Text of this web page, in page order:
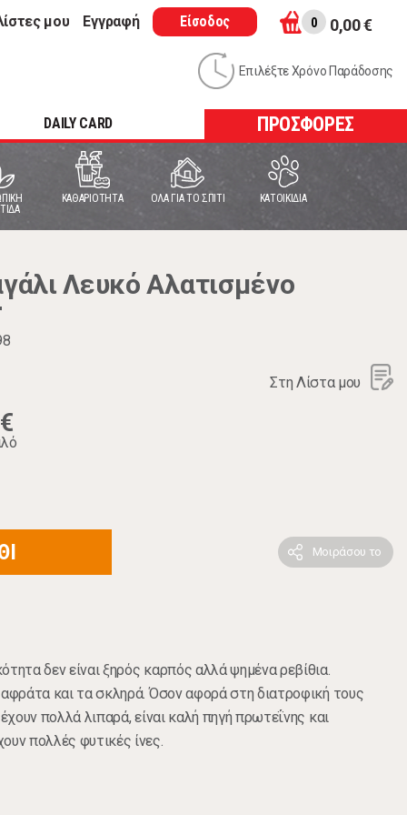
μου Εγγραφή Είσοδος 0 0,00 €
Επιλέξτε Χρόνο Παράδοσης
DAILY CARD ΠΡΟΣΦΟΡΕΣ
ΚΑΘΑΡΙΟΤΗΤΑ ΟΛΑ ΓΙΑ ΤΟ ΣΠΙΤΙ ΚΑΤΟΙΚΙΔΙΑ
Λευκό Αλατισμένο
Στη Λίστα μου
Μοιράσου το
δεν είναι ξηρός καρπός αλλά ψημένα ρεβίθια.
και τα σκληρά. Όσον αφορά στη διατροφική τους
πολλά λιπαρά, είναι καλή πηγή πρωτεΐνης και
πολλές φυτικές ίνες.